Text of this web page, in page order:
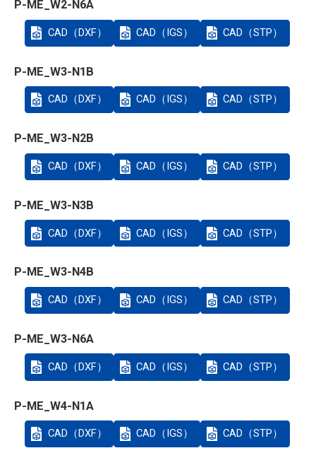
P-ME_W2-N6A
CAD（DXF） CAD（IGS） CAD（STP）
P-ME_W3-N1B
CAD（DXF） CAD（IGS） CAD（STP）
P-ME_W3-N2B
CAD（DXF） CAD（IGS） CAD（STP）
P-ME_W3-N3B
CAD（DXF） CAD（IGS） CAD（STP）
P-ME_W3-N4B
CAD（DXF） CAD（IGS） CAD（STP）
P-ME_W3-N6A
CAD（DXF） CAD（IGS） CAD（STP）
P-ME_W4-N1A
CAD（DXF） CAD（IGS） CAD（STP）